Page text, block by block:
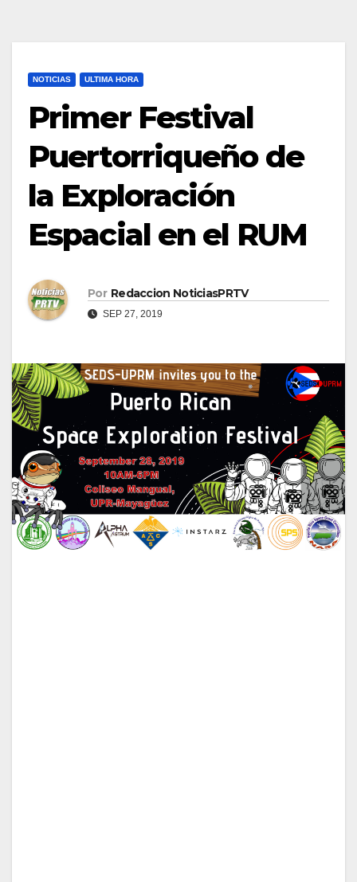
NOTICIAS ULTIMA HORA
Primer Festival
Puertorriqueño de
la Exploración
Espacial en el RUM
Por Redaccion NoticiasPRTV
SEP 27, 2019